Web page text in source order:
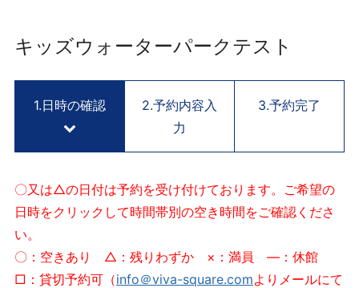
用
予
約
V
V
A
S
Q
U
キッズウォーターパークテスト
1.日時の確認
2.予約内容入
力
3.予約完了
〇又は△の日付は予約を受け付けております。ご希望の
日時をクリックして時間帯別の空き時間をご確認くださ
い。
〇：空きあり △：残りわずか ×：満員 ―：休館
□：貸切予約可（info＠viva-square.comよりメールにて